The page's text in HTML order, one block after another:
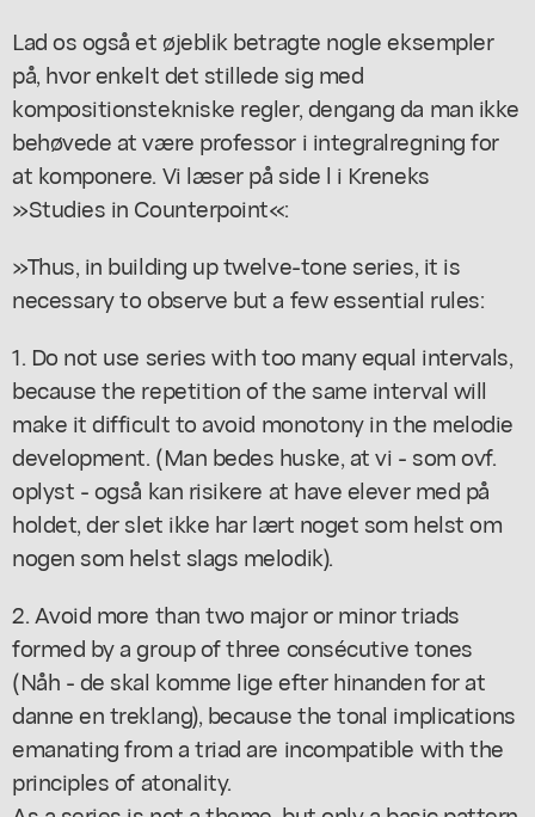
Lad os også et øjeblik betragte nogle eksempler
på, hvor enkelt det stillede sig med
kompositionstekniske regler, dengang da man ikke
behøvede at være professor i integralregning for
at komponere. Vi læser på side l i Kreneks
»Studies in Counterpoint«:
»Thus, in building up twelve-tone series, it is
necessary to observe but a few essential rules:
1. Do not use series with too many equal intervals,
because the repetition of the same interval will
make it difficult to avoid monotony in the melodie
development. (Man bedes huske, at vi - som ovf.
oplyst - også kan risikere at have elever med på
holdet, der slet ikke har lært noget som helst om
nogen som helst slags melodik).
2. Avoid more than two major or minor triads
formed by a group of three consécutive tones
(Nåh - de skal komme lige efter hinanden for at
danne en treklang), because the tonal implications
emanating from a triad are incompatible with the
principles of atonality.